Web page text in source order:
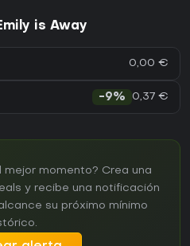
is Away
0,00 €
-9% 0,37 €
mejor momento? Crea una
y recibe una notificación
su próximo mínimo